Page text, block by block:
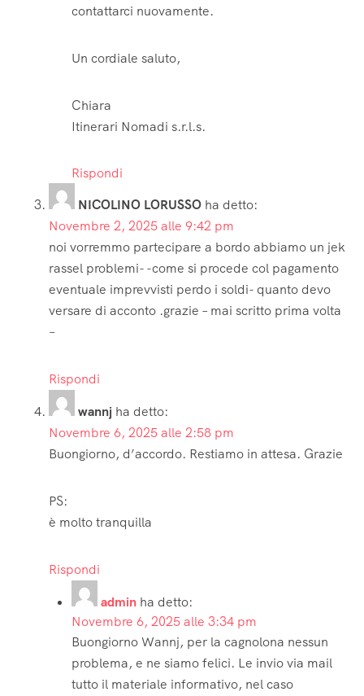
contattarci nuovamente.
Un cordiale saluto,
Chiara
Itinerari Nomadi s.r.l.s.
Rispondi
NICOLINO LORUSSO ha detto:
Novembre 2, 2025 alle 9:42 pm
noi vorremmo partecipare a bordo abbiamo un jek
rassel problemi- -come si procede col pagamento
eventuale imprevvisti perdo i soldi- quanto devo
versare di acconto .grazie – mai scritto prima volta
–
Rispondi
wannj ha detto:
Novembre 6, 2025 alle 2:58 pm
Buongiorno, d’accordo. Restiamo in attesa. Grazie
PS:
è molto tranquilla
Rispondi
admin ha detto:
Novembre 6, 2025 alle 3:34 pm
Buongiorno Wannj, per la cagnolona nessun
problema, e ne siamo felici. Le invio via mail
tutto il materiale informativo, nel caso